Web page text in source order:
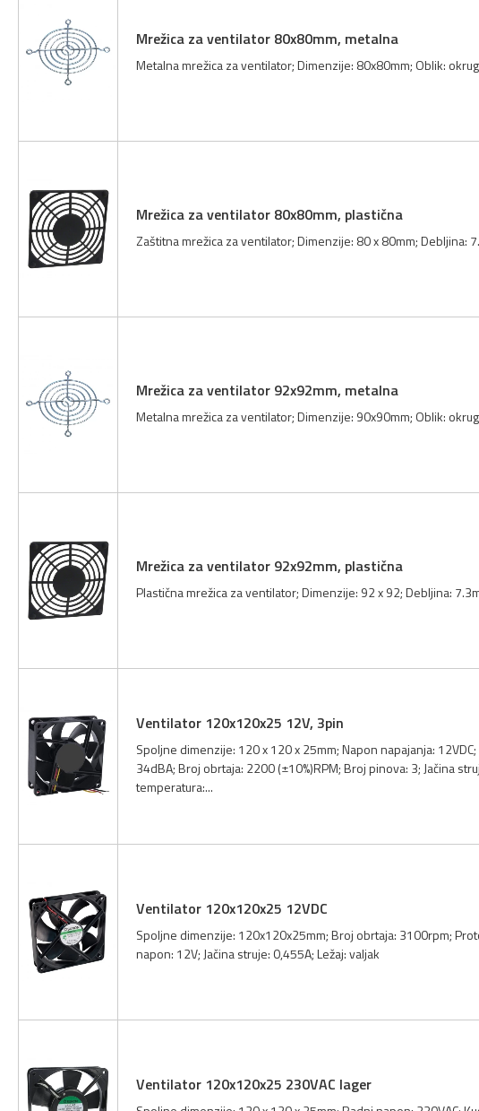
Mrežica za ventilator 80x80mm, metalna
Metalna mrežica za ventilator; Dimenzije: 80x80mm; Oblik:
Mrežica za ventilator 80x80mm, plastična
Zaštitna mrežica za ventilator; Dimenzije: 80 x 80mm; Debljina:
Mrežica za ventilator 92x92mm, metalna
Metalna mrežica za ventilator; Dimenzije: 90x90mm; Oblik:
Mrežica za ventilator 92x92mm, plastična
Plastična mrežica za ventilator; Dimenzije: 92 x 92; Debljina:
Ventilator 120x120x25 12V, 3pin
Spoljne dimenzije: 120 x 120 x 25mm; Napon napajanja:
34dBA; Broj obrtaja: 2200 (±10%)RPM; Broj pinova: 3; Jačina
temperatura:...
Ventilator 120x120x25 12VDC
Spoljne dimenzije: 120x120x25mm; Broj obrtaja: 3100rpm;
napon: 12V; Jačina struje: 0,455A; Ležaj: valjak
Ventilator 120x120x25 230VAC lager